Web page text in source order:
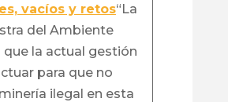
vacíos y retos“La
del Ambiente
que la actual gestión
para que no
ilegal en esta